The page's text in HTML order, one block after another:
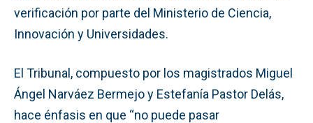
verificación por parte del Ministerio de Ciencia,
Innovación y Universidades.
El Tribunal, compuesto por los magistrados Miguel
Ángel Narváez Bermejo y Estefanía Pastor Delás,
hace énfasis en que “no puede pasar